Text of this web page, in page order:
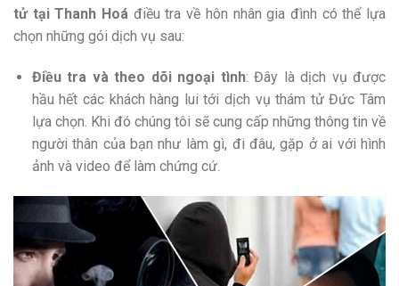
tử tại Thanh Hoá điều tra về hôn nhân gia đình có thể lựa
chọn những gói dịch vụ sau:
Điều tra và theo dõi ngoại tình: Đây là dịch vụ được
hầu hết các khách hàng lui tới dịch vụ thám tử Đức Tâm
lựa chọn. Khi đó chúng tôi sẽ cung cấp những thông tin về
người thân của bạn như làm gì, đi đâu, gặp ở ai với hình
ảnh và video để làm chứng cứ.